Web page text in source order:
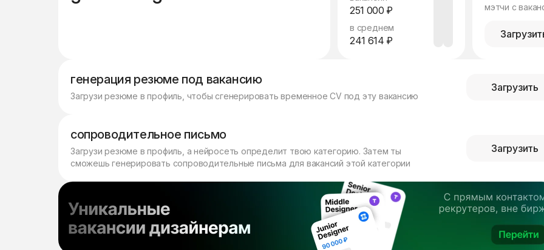
251 000 ₽
в среднем
241 614 ₽
мэтчи с
генерация резюме под вакансию
Загрузи резюме в профиль, чтобы сгенерировать временное CV под эту вакансию
Загрузить
сопроводительное письмо
Загрузи резюме в профиль, а нейросеть определит твою категорию. Затем ты
сможешь генерировать сопроводительные письма для вакансий этой категории
Загрузить